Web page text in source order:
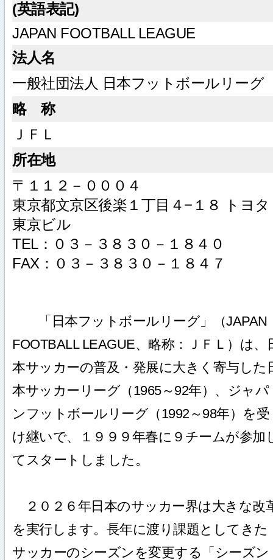
(英語表記)
JAPAN FOOTBALL LEAGUE
法人名
一般社団法人 日本フットボールリーグ
略 称
ＪＦＬ
所在地
〒１１２－０００４
東京都文京区後楽１丁目４−１８ トヨタ
東京ビル
TEL：０３－３８３０－１８４０
FAX：０３－３８３０－１８４７
「日本フットボールリーグ」（JAPAN
FOOTBALL LEAGUE、略称：ＪＦＬ）は、
本サッカーの普及・発展に大きく寄与した
本サッカーリーグ（1965～92年）、ジャパ
ンフットボールリーグ（1992～98年）を受
け継いで、１９９９年春に９チームが参加
てスタートしました。
２０２６年日本のサッカー界は大きな改
を実行します。長年に渡り課題としてきた
サッカーのシーズンを変更する「シーズン